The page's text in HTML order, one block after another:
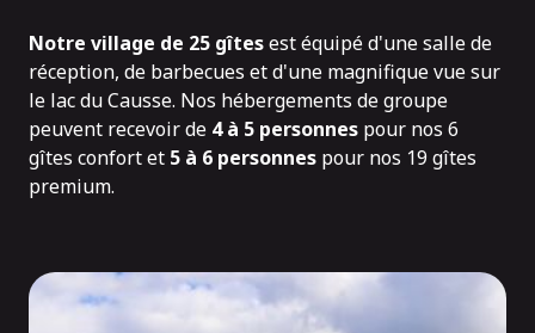
Notre village de 25 gîtesest équipé d'une salle de
réception, de barbecues et d'une magnifique vue sur
le lac du Causse. Nos hébergements de groupe
peuvent recevoir de 4 à 5 personnes pour nos 6
gîtes confortet 5 à 6 personnes pour nos 19 gîtes
premium.